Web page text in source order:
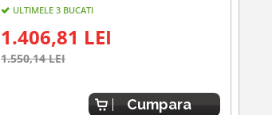
ULTIMELE 3 BUCATI
1.406,81 LEI
1.550,14 LEI
Cumpara